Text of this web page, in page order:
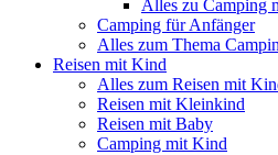
Alles zu Camping
Camping für Anfänger
Alles zum Thema
Reisen mit Kind
Alles zum Reisen mit
Reisen mit Kleinkind
Reisen mit Baby
Camping mit Kind